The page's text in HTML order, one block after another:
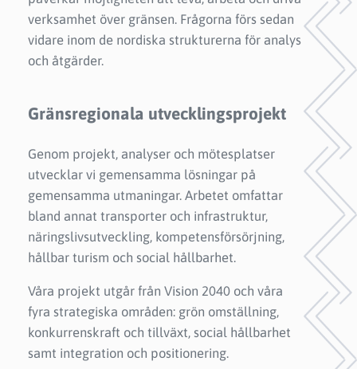
verksamhet över gränsen. Frågorna förs sedan
vidare inom de nordiska strukturerna för analys
och åtgärder.
Gränsregionala utvecklingsprojekt
Genom projekt, analyser och mötesplatser
utvecklar vi gemensamma lösningar på
gemensamma utmaningar. Arbetet omfattar
bland annat transporter och infrastruktur,
näringslivsutveckling, kompetensförsörjning,
hållbar turism och social hållbarhet.
Våra projekt utgår från Vision 2040 och våra
fyra strategiska områden: grön omställning,
konkurrenskraft och tillväxt, social hållbarhet
samt integration och positionering.